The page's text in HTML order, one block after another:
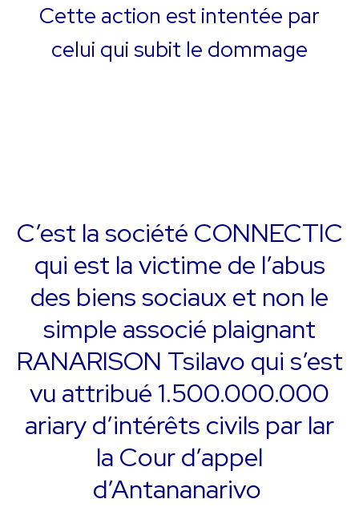
Cette action est intentée par
celui qui subit le dommage
C’est la société CONNECTIC
qui est la victime de l’abus
des biens sociaux et non le
simple associé plaignant
RANARISON Tsilavo qui s’est
vu attribué 1.500.000.000
ariary d’intérêts civils par lar
la Cour d’appel
d’Antananarivo